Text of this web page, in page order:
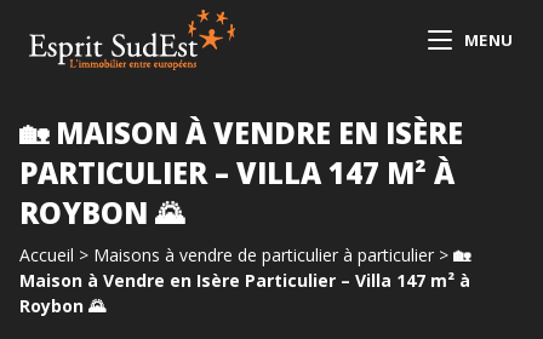
MENU
🏡 MAISON À VENDRE EN ISÈRE
PARTICULIER – VILLA 147 M² À
ROYBON 🌄
Accueil > Maisons à vendre de particulier à particulier > 🏡
Maison à Vendre en Isère Particulier – Villa 147 m² à
Roybon 🌄